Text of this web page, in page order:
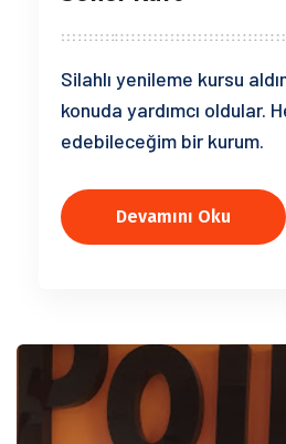
Silahlı yenileme kursu
konuda yardımcı oldular.
edebileceğim bir kurum.
Devamını Oku